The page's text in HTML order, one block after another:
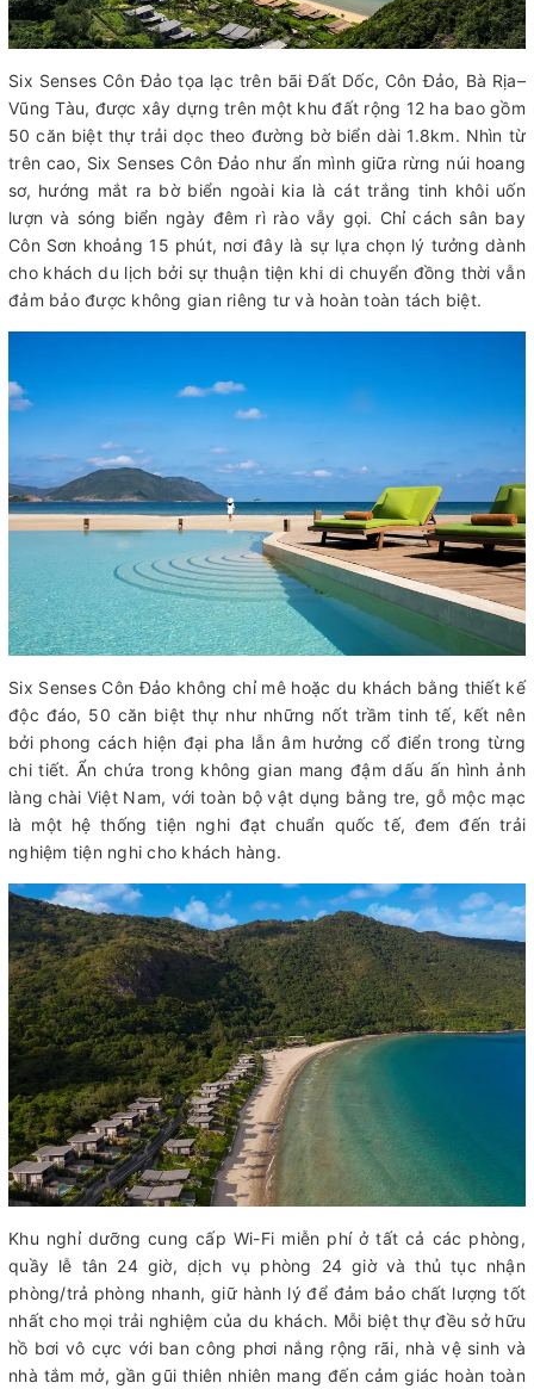
Six Senses Côn Đảo tọa lạc trên bãi Đất Dốc, Côn Đảo, Bà Rịa–
Vũng Tàu, được xây dựng trên một khu đất rộng 12 ha bao gồm
50 căn biệt thự trải dọc theo đường bờ biển dài 1.8km. Nhìn từ
trên cao, Six Senses Côn Đảo như ẩn mình giữa rừng núi hoang
sơ, hướng mắt ra bờ biển ngoài kia là cát trắng tinh khôi uốn
lượn và sóng biển ngày đêm rì rào vẫy gọi. Chỉ cách sân bay
Côn Sơn khoảng 15 phút, nơi đây là sự lựa chọn lý tưởng dành
cho khách du lịch bởi sự thuận tiện khi di chuyển đồng thời vẫn
đảm bảo được không gian riêng tư và hoàn toàn tách biệt.
Six Senses Côn Đảo không chỉ mê hoặc du khách bằng thiết kế
độc đáo, 50 căn biệt thự như những nốt trầm tinh tế, kết nên
bởi phong cách hiện đại pha lẫn âm hưởng cổ điển trong từng
chi tiết. Ẩn chứa trong không gian mang đậm dấu ấn hình ảnh
làng chài Việt Nam, với toàn bộ vật dụng bằng tre, gỗ mộc mạc
là một hệ thống tiện nghi đạt chuẩn quốc tế, đem đến trải
nghiệm tiện nghi cho khách hàng.
Khu nghỉ dưỡng cung cấp Wi-Fi miễn phí ở tất cả các phòng,
quầy lễ tân 24 giờ, dịch vụ phòng 24 giờ và thủ tục nhận
phòng/trả phòng nhanh, giữ hành lý để đảm bảo chất lượng tốt
nhất cho mọi trải nghiệm của du khách. Mỗi biệt thự đều sở hữu
hồ bơi vô cực với ban công phơi nắng rộng rãi, nhà vệ sinh và
nhà tắm mở, gần gũi thiên nhiên mang đến cảm giác hoàn toàn